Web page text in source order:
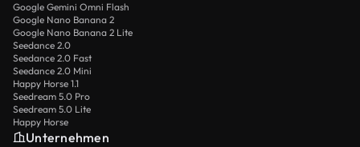
Google Gemini Omni Flash
Google Nano Banana 2
Google Nano Banana 2 Lite
Seedance 2.0
Seedance 2.0 Fast
Seedance 2.0 Mini
Happy Horse 1.1
Seedream 5.0 Pro
Seedream 5.0 Lite
Happy Horse
Unternehmen